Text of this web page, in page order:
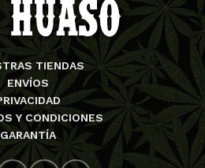
TIENDAS
ENVÍOS
Y CONDICIONES
GARANTÍA